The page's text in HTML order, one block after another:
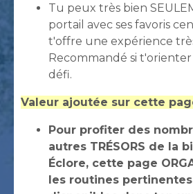
Tu peux très bien
portail avec ses favoris
t'offre une expérience
Recommandé si
défi.
Valeur ajoutée sur cette
Pour profiter des
autres TRÉSORS de la
Éclore, cette page
les routines pertinentes